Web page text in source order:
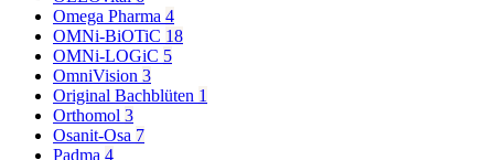
Omega Pharma 4
OMNi-BiOTiC 18
OMNi-LOGiC 5
OmniVision 3
Original Bachblüten 1
Orthomol 3
Osanit-Osa 7
Padma 4